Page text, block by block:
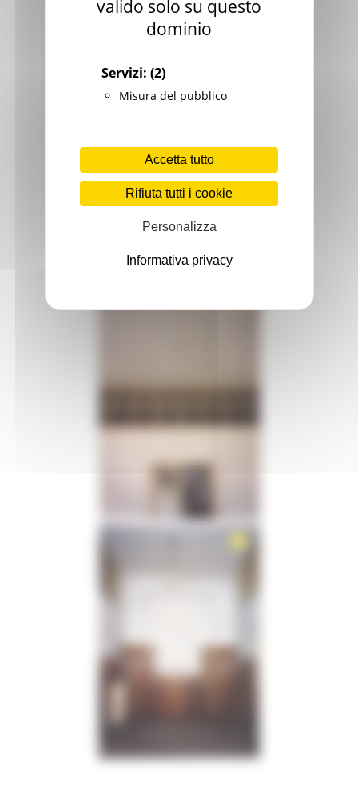
valido solo su questo
dominio
Servizi: (2)
Misura del pubblico
Accetta tutto
Rifiuta tutti i cookie
Personalizza
Informativa privacy